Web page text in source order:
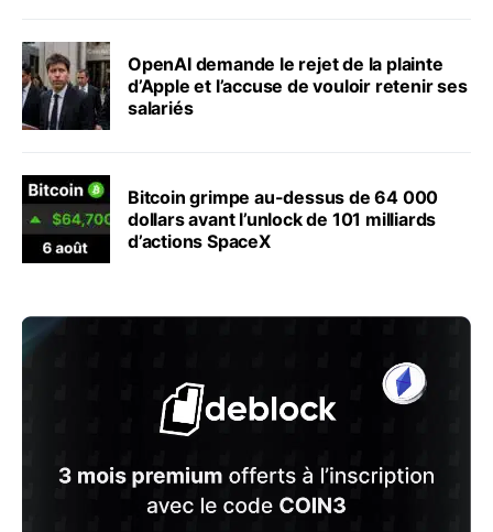
OpenAI demande le rejet de la plainte
d’Apple et l’accuse de vouloir retenir ses
salariés
Bitcoin grimpe au-dessus de 64 000
dollars avant l’unlock de 101 milliards
d’actions SpaceX